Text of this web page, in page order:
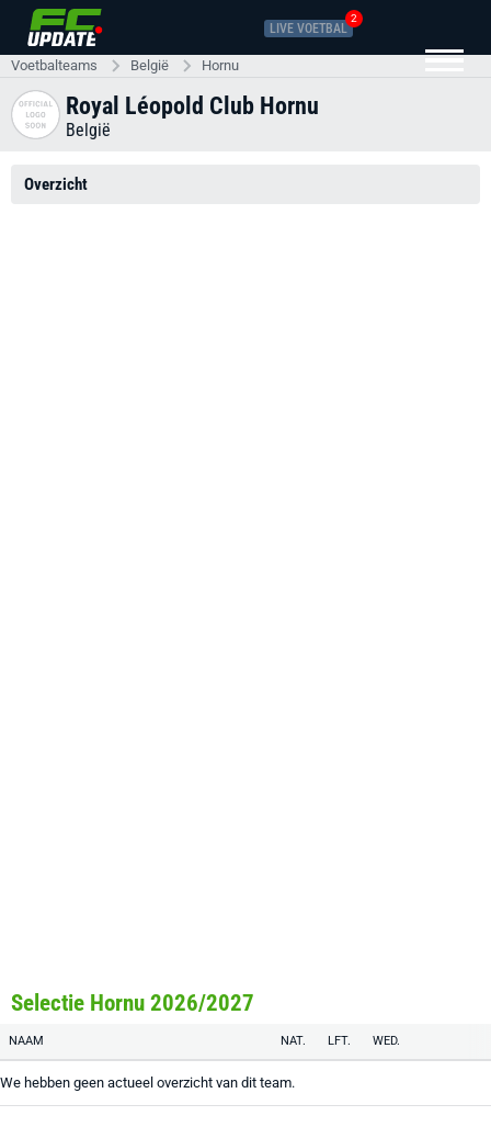
LIVE VOETBAL
2
Voetbalteams België Hornu
Royal Léopold Club Hornu
België
Overzicht
Selectie Hornu 2026/2027
NAAM NAT. LFT. WED.
We hebben geen actueel overzicht van dit team.